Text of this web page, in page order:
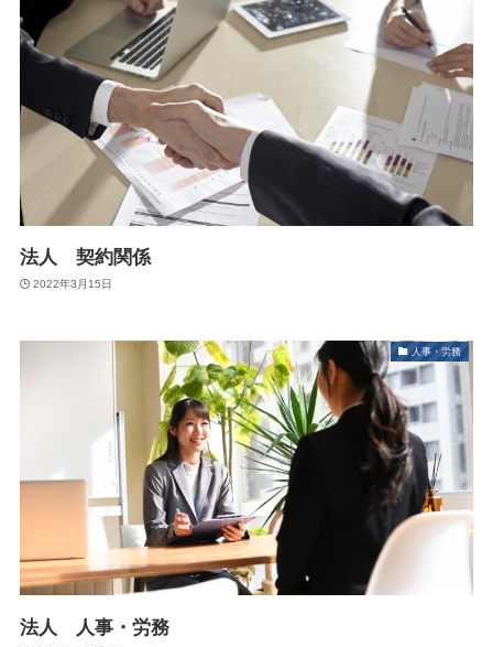
法人 契約関係
2022年3月15日
人事・労務
法人 人事・労務